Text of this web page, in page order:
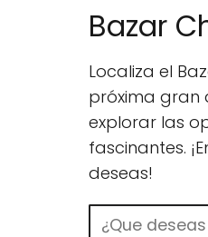
Bazar
Localiza el
próxima gran
explorar las
fascinantes.
deseas!
Buscar